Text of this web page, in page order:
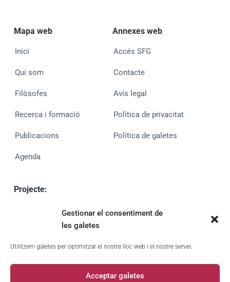
Gestionar el consentiment de
les galetes
Utilitzem galetes per optimitzar el nostre lloc web i el nostre servei.
Acceptar galetes
Mapa web
Inici
Qui som
Filòsofes
Recerca i formació
Publicacions
Agenda
Annexes web
Accés SFG
Contacte
Avís legal
Política de privacitat
Política de galetes
Projecte:
PID2020-113980GA-I00 (MCIN/AEIUE)